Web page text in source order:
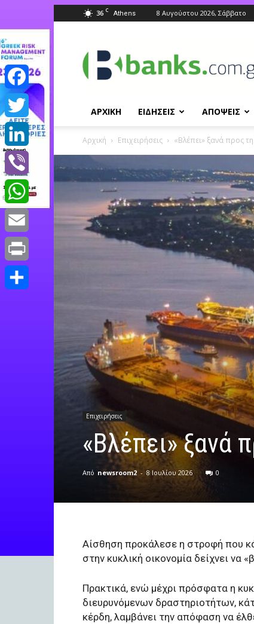
36 C Athens 8 Αυγούστου 2026, Σάββατο
ΑΡΧΙΚΗ ΕΙΔΗΣΕΙΣ ΑΠΟΨΕΙΣ
Αρχική Επιχειρήσεις «Βλέπει» ξανά προς τη
Επιχειρήσεις
«Βλέπει» ξανά
Από newsroom2 - 8 Ιουλίου 2026 0
Αίσθηση προκάλεσε η στροφή που
στην κυκλική οικονομία δείχνει να
Πρακτικά, ενώ μέχρι πρόσφατα η
διευρυνόμενων δραστηριοτήτων,
κέρδη, λαμβάνει την απόφαση να
Facebook
Twitter
LinkedIn
Viber
WhatsApp
Email
Print